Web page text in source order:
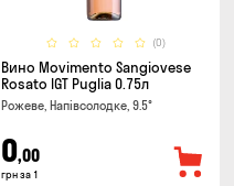
(0)
Вино Movimento Sangiovese
Rosato IGT Puglia 0.75л
Рожеве, Напівсолодке, 9.5°
0,00
грн за 1